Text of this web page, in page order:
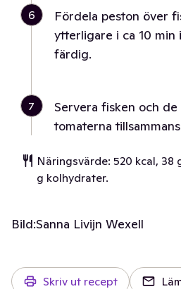
6
Fördela peston över
ytterligare i ca 10 min
färdig.
7
Servera fisken och
tomaterna
Näringsvärde: 520 kcal, 38
g kolhydrater.
Bild:Sanna Livijn Wexell
Skriv ut recept